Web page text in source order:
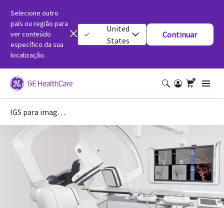
Selecione outro
país ou região para
ver conteúdo
específico da sua
localização.
United
States
Continuar
IGS para imagens neurointervencionistas